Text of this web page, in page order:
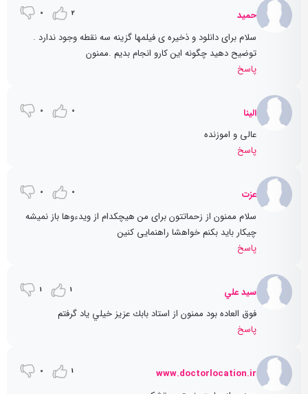
حمید 2
0
سلام برای دانلود و ذخیره ی فیلمها گزینه سه نقطه وجود ندارد .
توضیح دهید چگونه این کارو انجام بدیم .ممنون
پاسخ
الینا 0
0
عالی و اموزنده
پاسخ
عزت 0
0
سلام ممنون از زحماتتون برای من هیچکدام از ویدءوها باز نمیشه
چیکار باید بکنم خواهشا راهنمایی کنین
پاسخ
سيد علي 1
1
فوق العاده بود ممنون از استاد بابك عزيز خيلي ياد گرفتم
پاسخ
www.doctorlocation.ir
1
0